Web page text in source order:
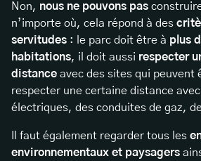
Non, nous ne pouvons pas
n’importe où, cela répond à des
servitudes : le parc doit être à plus
habitations, il doit aussi respecter
distance avec des sites qui peuvent
respecter une certaine distance
électriques, des conduites de gaz,
Il faut également regarder tous les
environnementaux et paysagers